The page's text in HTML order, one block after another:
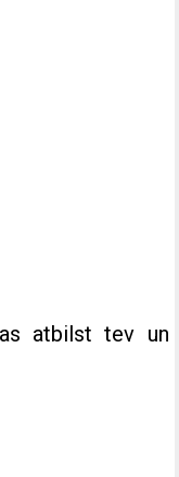
atbilst tev un